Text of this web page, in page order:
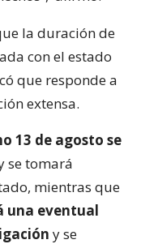
la duración de
con el estado
que responde a
extensa.
13 de agosto se
se tomará
mientras que
una eventual
y se